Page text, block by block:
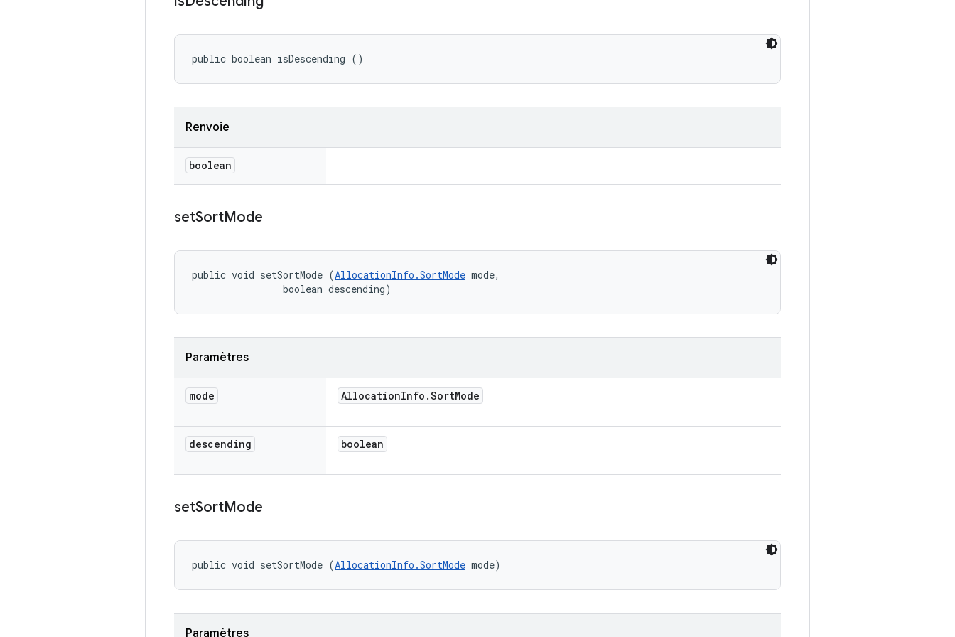
public boolean isDescending ()
Renvoie
boolean
setSortMode
public void setSortMode (AllocationInfo.SortMode mode,
                boolean descending)
Paramètres
mode AllocationInfo .SortMode
descending boolean
setSortMode
public void setSortMode (AllocationInfo.SortMode mode)
Paramètres